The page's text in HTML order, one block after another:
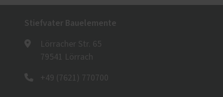
Stiefvater Bauelemente
Lörracher Str. 65
79541 Lörrach
+49 (7621) 770700